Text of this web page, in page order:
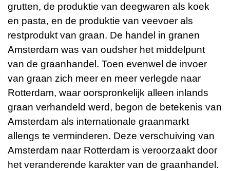
grutten, de produktie van deegwaren als koek
en pasta, en de produktie van veevoer als
restprodukt van graan. De handel in granen
Amsterdam was van oudsher het middelpunt
van de graanhandel. Toen evenwel de invoer
van graan zich meer en meer verlegde naar
Rotterdam, waar oorspronkelijk alleen inlands
graan verhandeld werd, begon de betekenis van
Amsterdam als internationale graanmarkt
allengs te verminderen. Deze verschuiving van
Amsterdam naar Rotterdam is veroorzaakt door
het veranderende karakter van de graanhandel.